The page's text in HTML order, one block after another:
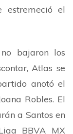
estremeció el
bajaron los
Atlas se
anotó el
Robles. El
a Santos en
BBVA MX